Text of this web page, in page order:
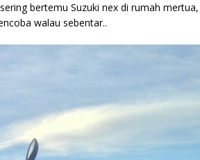
bertemu Suzuki nex di rumah mertua,
walau sebentar..